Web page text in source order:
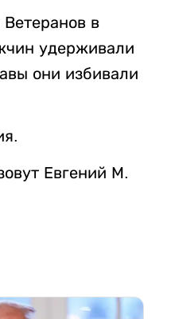
в
удерживали
они избивали
Евгений М.